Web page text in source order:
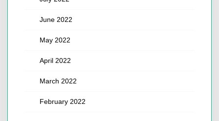
June 2022
May 2022
April 2022
March 2022
February 2022